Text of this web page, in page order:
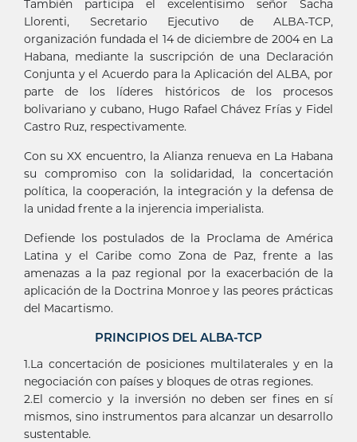
También participa el excelentísimo señor Sacha
Llorenti, Secretario Ejecutivo de ALBA-TCP,
organización fundada el 14 de diciembre de 2004 en La
Habana, mediante la suscripción de una Declaración
Conjunta y el Acuerdo para la Aplicación del ALBA, por
parte de los líderes históricos de los procesos
bolivariano y cubano, Hugo Rafael Chávez Frías y Fidel
Castro Ruz, respectivamente.
Con su XX encuentro, la Alianza renueva en La Habana
su compromiso con la solidaridad, la concertación
política, la cooperación, la integración y la defensa de
la unidad frente a la injerencia imperialista.
Defiende los postulados de la Proclama de América
Latina y el Caribe como Zona de Paz, frente a las
amenazas a la paz regional por la exacerbación de la
aplicación de la Doctrina Monroe y las peores prácticas
del Macartismo.
PRINCIPIOS DEL ALBA-TCP
1.La concertación de posiciones multilaterales y en la
negociación con países y bloques de otras regiones.
2.El comercio y la inversión no deben ser fines en sí
mismos, sino instrumentos para alcanzar un desarrollo
sustentable.